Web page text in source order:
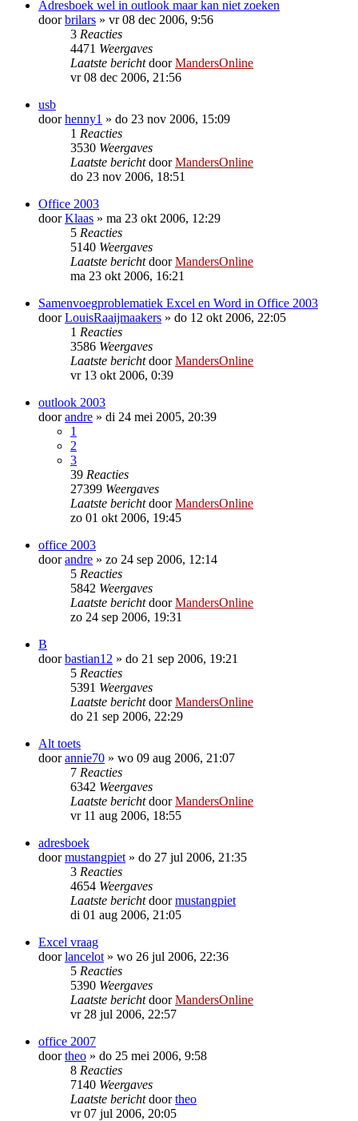
Adresboek wel in outlook maar kan niet zoeken
doorbrilars » vr 08 dec 2006, 9:56
3 Reacties
4471 Weergaves
Laatste berichtdoorMandersOnline
vr 08 dec 2006, 21:56
usb
doorhenny1 » do 23 nov 2006, 15:09
1 Reacties
3530 Weergaves
Laatste berichtdoorMandersOnline
do 23 nov 2006, 18:51
Office 2003
doorKlaas » ma 23 okt 2006, 12:29
5 Reacties
5140 Weergaves
Laatste berichtdoorMandersOnline
ma 23 okt 2006, 16:21
Samenvoegproblematiek Excel en Word in Office 2003
doorLouisRaaijmaakers » do 12 okt 2006, 22:05
1 Reacties
3586 Weergaves
Laatste berichtdoorMandersOnline
vr 13 okt 2006, 0:39
outlook 2003
doorandre » di 24 mei 2005, 20:39
1
2
3
39 Reacties
27399 Weergaves
Laatste berichtdoorMandersOnline
zo 01 okt 2006, 19:45
office 2003
doorandre » zo 24 sep 2006, 12:14
5 Reacties
5842 Weergaves
Laatste berichtdoorMandersOnline
zo 24 sep 2006, 19:31
B
doorbastian12 » do 21 sep 2006, 19:21
5 Reacties
5391 Weergaves
Laatste berichtdoorMandersOnline
do 21 sep 2006, 22:29
Alt toets
doorannie70 » wo 09 aug 2006, 21:07
7 Reacties
6342 Weergaves
Laatste berichtdoorMandersOnline
vr 11 aug 2006, 18:55
adresboek
doormustangpiet » do 27 jul 2006, 21:35
3 Reacties
4654 Weergaves
Laatste berichtdoormustangpiet
di 01 aug 2006, 21:05
Excel vraag
doorlancelot » wo 26 jul 2006, 22:36
5 Reacties
5390 Weergaves
Laatste berichtdoorMandersOnline
vr 28 jul 2006, 22:57
office 2007
doortheo » do 25 mei 2006, 9:58
8 Reacties
7140 Weergaves
Laatste berichtdoortheo
vr 07 jul 2006, 20:05